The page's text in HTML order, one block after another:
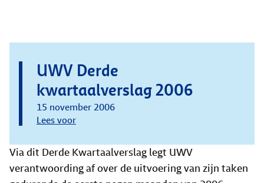
UWV Derde
kwartaalverslag 2006
15 november 2006
Lees voor
Via dit Derde Kwartaalverslag legt UWV
verantwoording af over de uitvoering van zijn taken